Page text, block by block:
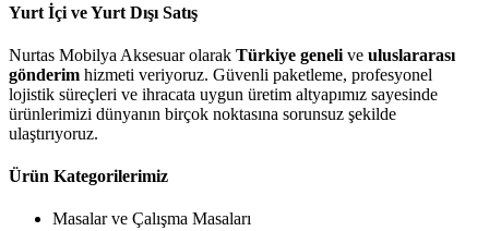
Yurt İçi ve Yurt Dışı Satış
Nurtas Mobilya Aksesuar olarak Türkiye geneli ve uluslararası
gönderim hizmeti veriyoruz. Güvenli paketleme, profesyonel
lojistik süreçleri ve ihracata uygun üretim altyapımız sayesinde
ürünlerimizi dünyanın birçok noktasına sorunsuz şekilde
ulaştırıyoruz.
Ürün Kategorilerimiz
Masalar ve Çalışma Masaları